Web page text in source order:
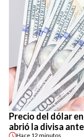
Precio del dólar
abrió la divisa
Hace 12 minutos